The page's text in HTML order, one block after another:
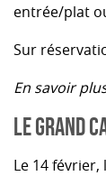
entrée/plat
Sur
En savoir
LE GRAND
Le 14 février,